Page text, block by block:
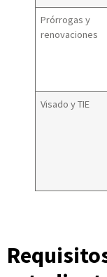
Prórrogas y
renovaciones
Visado y TIE